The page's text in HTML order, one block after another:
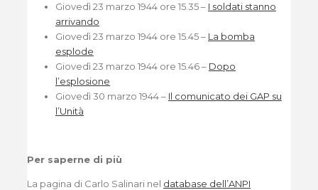
Giovedì 23 marzo 1944 ore 15.35 – I soldati stanno
arrivando
Giovedì 23 marzo 1944 ore 15.45 – La bomba
esplode
Giovedì 23 marzo 1944 ore 15.46 – Dopo
l’esplosione
Giovedì 30 marzo 1944 – Il comunicato dei GAP su
l’Unità
Per saperne di più
La pagina di Carlo Salinari nel database dell’ANPI